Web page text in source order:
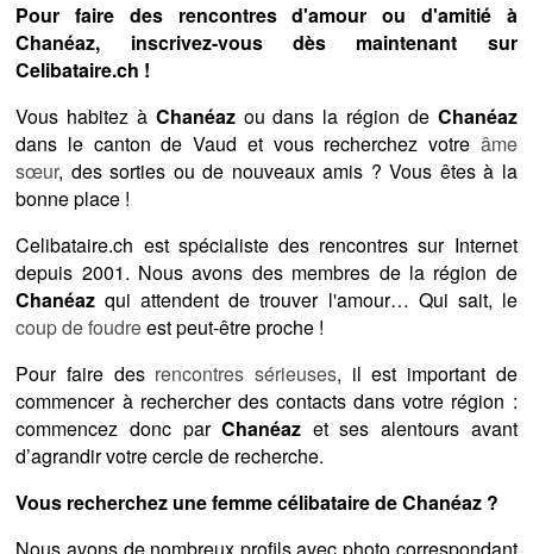
Pour faire des rencontres d'amour ou d'amitié à
Chanéaz, inscrivez-vous dès maintenant sur
Celibataire.ch !
Vous habitez à Chanéazou dans la région de Chanéaz
dans le canton de Vaud et vous recherchez votre âme
sœur, des sorties ou de nouveaux amis ? Vous êtes à la
bonne place !
Celibataire.ch est spécialiste des rencontres sur Internet
depuis 2001. Nous avons des membres de la région de
Chanéaz qui attendent de trouver l'amour… Qui sait, le
coup de foudreest peut-être proche !
Pour faire des rencontres sérieuses, il est important de
commencer à rechercher des contacts dans votre région :
commencez donc parChanéaz et ses alentours avant
d’agrandir votre cercle de recherche.
Vous recherchez une femme célibataire de Chanéaz ?